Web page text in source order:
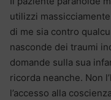
utilizzi
di me sia contro
nasconde dei traumi
domande sulla sua
ricorda neanche. Non
l’accesso alla